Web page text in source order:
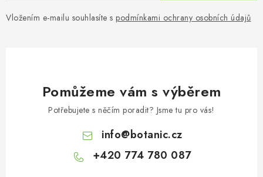
Vložením e-mailu souhlasíte s podmínkami ochrany osobních údajů
Pomůžeme vám s výběrem
Potřebujete s něčím poradit? Jsme tu pro vás!
info@botanic.cz
+420 774 780 087